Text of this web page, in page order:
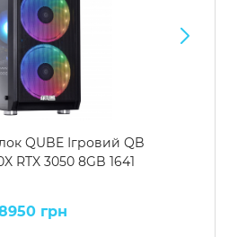
QUBE Ігровий QB
RTX 3050 8GB 1641
грн